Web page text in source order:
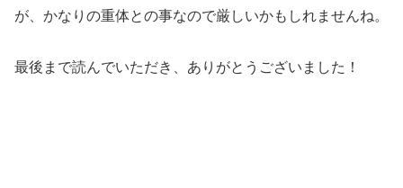
が、かなりの重体との事なので厳しいかもしれませんね。
最後まで読んでいただき、ありがとうございました！